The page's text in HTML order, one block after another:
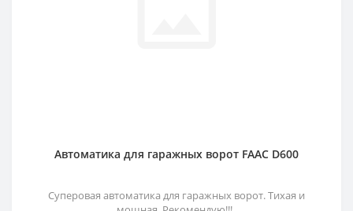
Автоматика для гаражных ворот FAAC D600
Суперовая автоматика для гаражных ворот. Тихая и